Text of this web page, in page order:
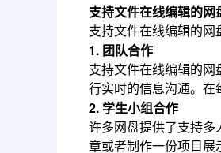
支持文件在线编辑的网
支持文件在线编辑的网
1. 团队合作
支持文件在线编辑的
行实时的信息沟通。在
2. 学生小组合作
许多网盘提供了支持
章或者制作一份项目展